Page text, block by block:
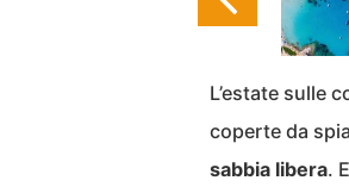
L’estate sulle
coperte da
sabbia libera.